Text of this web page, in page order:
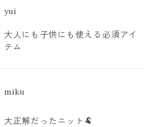
yui
大人にも子供にも使える必須アイ
テム
miku
大正解だったニット🐏